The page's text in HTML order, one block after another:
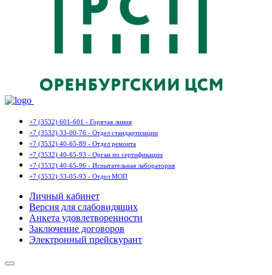
+7 (3532) 601-601 - Горячая линия
+7 (3532) 33-00-76 - Отдел стандартизации
+7 (3532) 40-65-89 - Отдел ремонта
+7 (3532) 40-65-93 - Орган по сертификации
+7 (3532) 40-65-96 - Испытательная лаборатория
+7 (3532) 33-05-93 - Отдел МОП
Личный кабинет
Версия для слабовидящих
Анкета удовлетворенности
Заключение договоров
Электронный прейскурант